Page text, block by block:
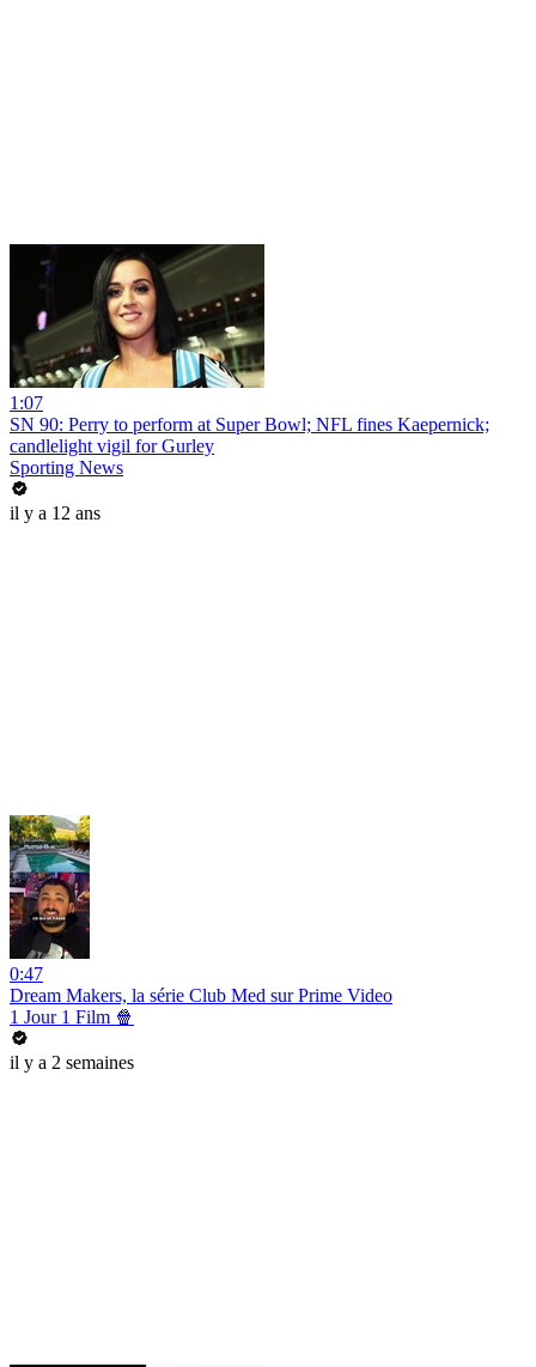
1:07
SN 90: Perry to perform at Super Bowl; NFL fines Kaepernick;
candlelight vigil for Gurley
Sporting News
il y a 12 ans
0:47
Dream Makers, la série Club Med sur Prime Video
1 Jour 1 Film 🍿
il y a 2 semaines